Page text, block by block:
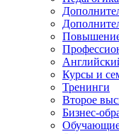
Курсы и
Тренинги
Второе
Бизнес-